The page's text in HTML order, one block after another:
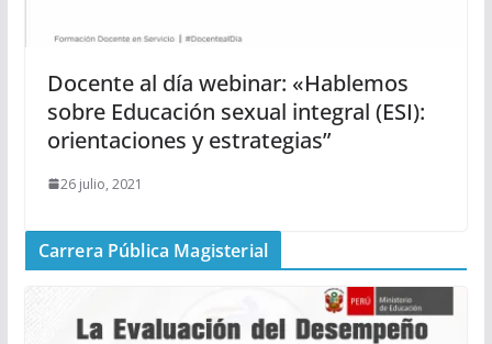
Docente al día webinar: «Hablemos
sobre Educación sexual integral (ESI):
orientaciones y estrategias”
26 julio, 2021
Carrera Pública Magisterial